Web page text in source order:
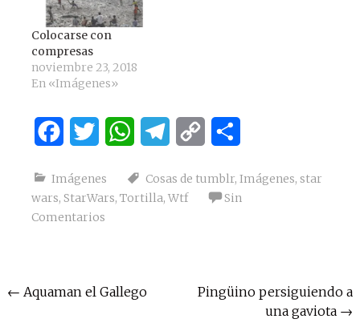
Colocarse con
compresas
noviembre 23, 2018
En «Imágenes»
FacebookTwitter WhatsAppTelegram
Copy
Imágenes Cosas de tumblr, Imágenes, star
wars, StarWars, Tortilla, Wtf
Sin
Comentarios
Navegación
← Aquaman el Gallego
Pingüino persiguiendo a
una gaviota →